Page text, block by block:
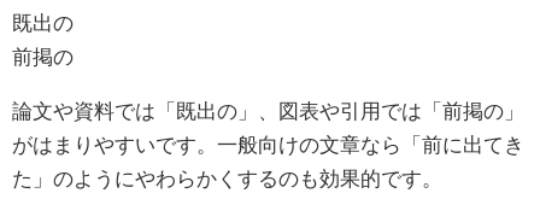
既出の
前掲の
論文や資料では「既出の」、図表や引用では「前掲の」
がはまりやすいです。一般向けの文章なら「前に出てき
た」のようにやわらかくするのも効果的です。